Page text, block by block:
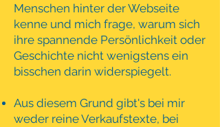
Menschen hinter der Webseite
kenne und mich frage, warum sich
ihre spannende Persönlichkeit oder
Geschichte nicht wenigstens ein
bisschen darin widerspiegelt.
Aus diesem Grund gibt's bei mir
weder reine Verkaufstexte, bei